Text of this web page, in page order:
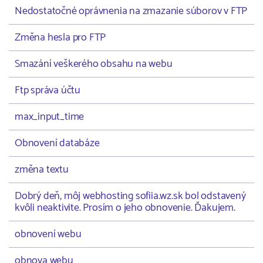
Nedostatočné oprávnenia na zmazanie súborov v FTP
Změna hesla pro FTP
Smazání veškerého obsahu na webu
Ftp správa účtu
max_input_time
Obnovení databáze
změna textu
Dobrý deň, môj webhosting sofiia.wz.sk bol odstavený
kvôli neaktivite. Prosím o jeho obnovenie. Ďakujem.
obnovení webu